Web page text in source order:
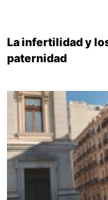
La infertilidad y
paternidad